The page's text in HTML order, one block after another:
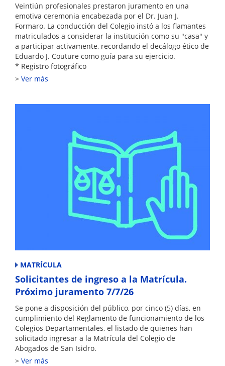
Veintiún profesionales prestaron juramento en una
emotiva ceremonia encabezada por el Dr. Juan J.
Formaro. La conducción del Colegio instó a los flamantes
matriculados a considerar la institución como su "casa" y
a participar activamente, recordando el decálogo ético de
Eduardo J. Couture como guía para su ejercicio.
* Registro fotográfico
Ver más
MATRÍCULA
Solicitantes de ingreso a la Matrícula.
Próximo juramento 7/7/26
Se pone a disposición del público, por cinco (5) días, en
cumplimiento del Reglamento de funcionamiento de los
Colegios Departamentales, el listado de quienes han
solicitado ingresar a la Matrícula del Colegio de
Abogados de San Isidro.
Ver más